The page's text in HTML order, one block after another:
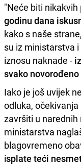
"Neće biti
godinu dana
kako s naše
su iz ministarstva
iznosu naknade -
svako
Iako je još uvijek
odluka,
završiti u
ministarstva
blagovremeno
isplate teći